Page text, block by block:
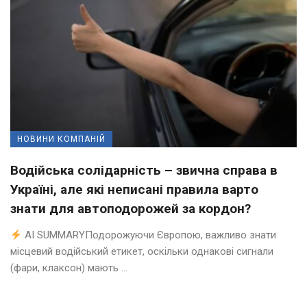
НОВИНИ КОМПАНІЙ
Водійська солідарність – звична справа в
Україні, але які неписані правила варто
знати для автоподорожей за кордон?
AI SUMMARYПодорожуючи Європою, важливо знати
місцевий водійський етикет, оскільки однакові сигнали
(фари, клаксон) мають ...